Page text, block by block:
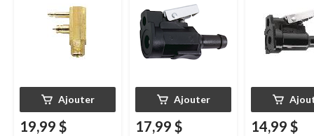
Ajouter
19,99 $
Ajouter
17,99 $ 14,99 $